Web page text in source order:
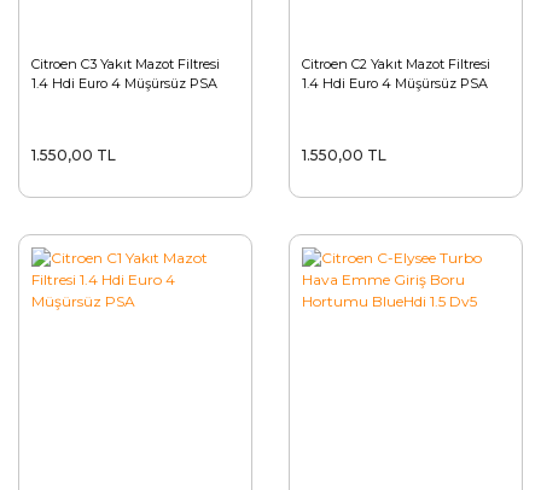
Citroen C3 Yakıt Mazot Filtresi
1.4 Hdi Euro 4 Müşürsüz PSA
1.550,00 TL
Citroen C2 Yakıt Mazot Filtresi
1.4 Hdi Euro 4 Müşürsüz PSA
1.550,00 TL